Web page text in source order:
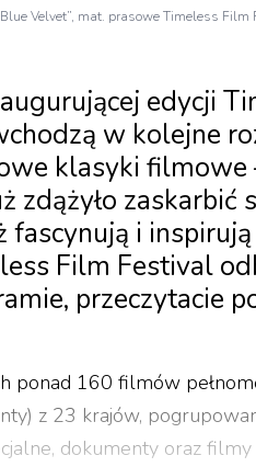
Velvet”, mat. prasowe Timeless Film
edycji
w kolejne
klasyki
zdążyło zaskarbić
i
Film Festival
przeczytacie
ponad 160 filmów
z 23 krajów,
dokumenty oraz filmy